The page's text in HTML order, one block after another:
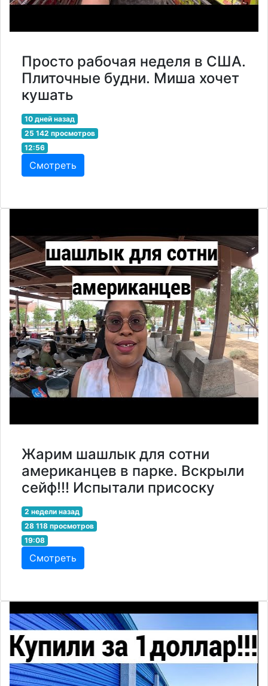
Просто рабочая неделя в США.
Плиточные будни. Миша хочет
кушать
10 дней назад
25 142 просмотров
12:56
Смотреть
Жарим шашлык для сотни
американцев в парке. Вскрыли
сейф!!! Испытали присоску
2 недели назад
28 118 просмотров
19:08
Смотреть